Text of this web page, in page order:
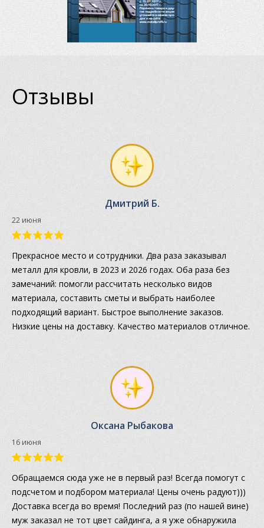
Отзывы
Дмитрий Б.
22 июня
Прекрасное место и сотрудники. Два раза заказывал
металл для кровли, в 2023 и 2026 годах. Оба раза без
замечаний: помогли рассчитать несколько видов
материала, составить сметы и выбрать наиболее
подходящий вариант. Быстрое выполнение заказов.
Низкие цены на доставку. Качество материалов отличное.
Оксана Рыбакова
16 июня
Обращаемся сюда уже не в первый раз! Всегда помогут с
подсчетом и подбором материала! Цены очень радуют)))
Доставка всегда во время! Последний раз (по нашей вине)
муж заказал не тот цвет сайдинга, а я уже обнаружила